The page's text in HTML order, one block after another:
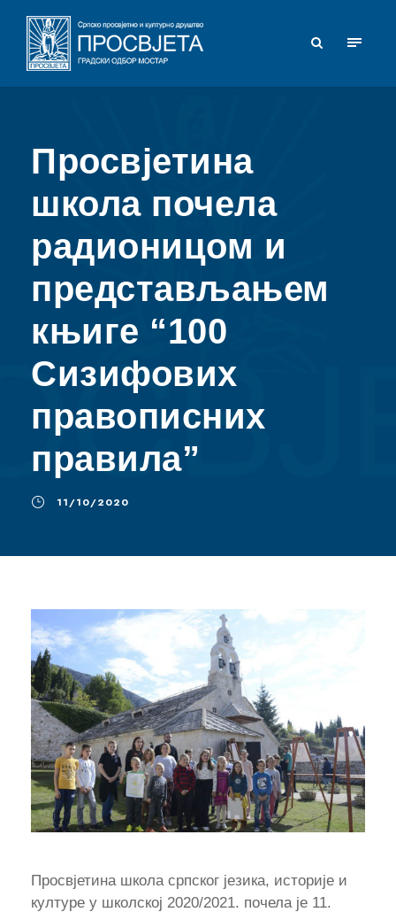
Просвјетина
школа почела
радионицом и
представљањем
књиге “100
Сизифових
правописних
правила”
11/10/2020
Просвјетина школа српског језика, историје и
културе у школској 2020/2021. почела је 11.